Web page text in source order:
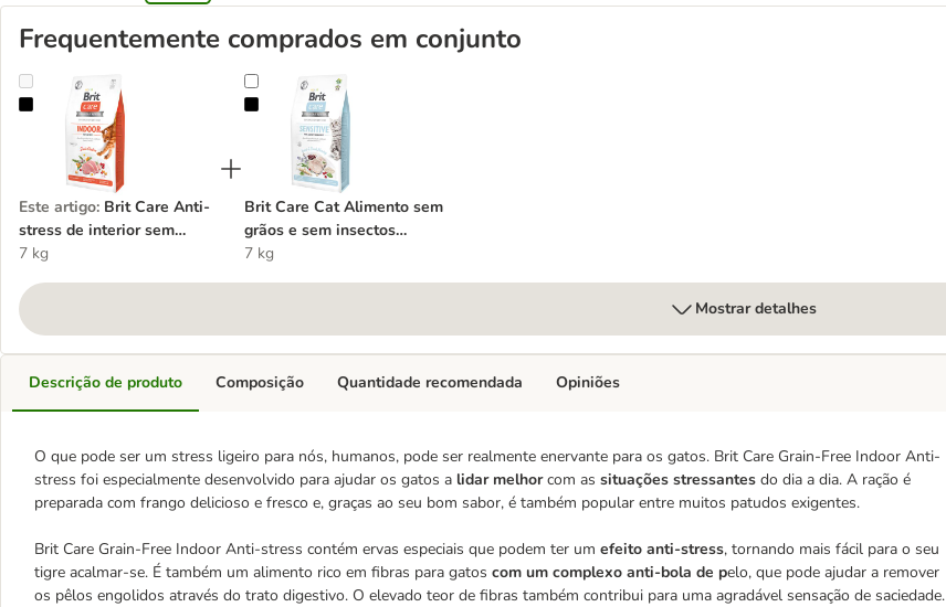
Frequentemente comprados em conjunto
Brit Care Anti-stress de interior sem cereais
Este artigo: Brit Care Anti-
stress de interior sem
cereais
7 kg
Brit Care Cat Alimento sem grãos e sem insectos Controlo de alergias
Brit Care Cat Alimento sem
grãos e sem insectos
Controlo de alergias
7 kg
Mostrar detalhes
Descrição de produto
O que pode ser um stress ligeiro para nós, humanos, pode ser realmente enervante para os gatos. Brit Care Grain-Free Indoor Anti-
stress foi especialmente desenvolvido para ajudar os gatos a lidar melhorcom as situações stressantes do dia a dia. A ração é
preparada com frango delicioso e fresco e, graças ao seu bom sabor, é também popular entre muitos patudos exigentes.
Brit Care Grain-Free Indoor Anti-stress contém ervas especiais que podem ter um efeito anti-stress, tornando mais fácil para o seu
tigre acalmar-se. É também um alimento rico em fibras para gatos com um complexo anti-bola de pelo, que pode ajudar a remover
os pêlos engolidos através do trato digestivo. O elevado teor de fibras também contribui para uma agradável sensação de saciedade.
Composição Quantidade recomendada Opiniões